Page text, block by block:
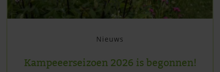
Nieuws
Kampeeerseizoen 2026 is begonnen!